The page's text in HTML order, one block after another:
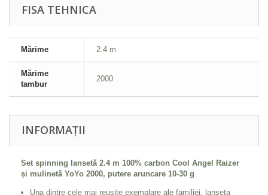
FISA TEHNICA
Mărime 2.4 m
Mărime
tambur
2000
INFORMAȚII
Set spinning lansetă 2.4 m 100% carbon Cool Angel Raizer
și mulinetă YoYo 2000, putere aruncare 10-30 g
Una dintre cele mai reusite exemplare ale familiei, lanseta